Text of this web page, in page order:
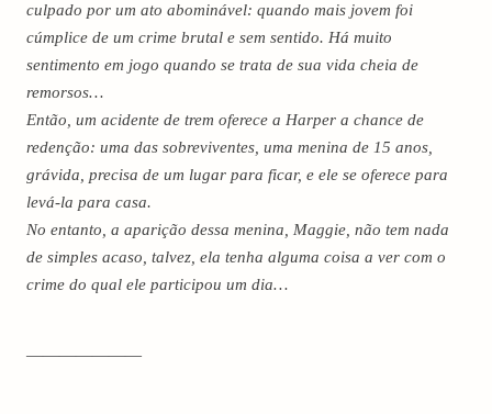
culpado por um ato abominável: quando mais jovem foi
cúmplice de um crime brutal e sem sentido. Há muito
sentimento em jogo quando se trata de sua vida cheia de
remorsos…
Então, um acidente de trem oferece a Harper a chance de
redenção: uma das sobreviventes, uma menina de 15 anos,
grávida, precisa de um lugar para ficar, e ele se oferece para
levá-la para casa.
No entanto, a aparição dessa menina, Maggie, não tem nada
de simples acaso, talvez, ela tenha alguma coisa a ver com o
crime do qual ele participou um dia…
———————